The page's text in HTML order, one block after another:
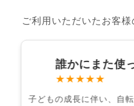
ご利用いただいたお客様
誰かにまた使
★★★★★
子どもの成長に伴い、自